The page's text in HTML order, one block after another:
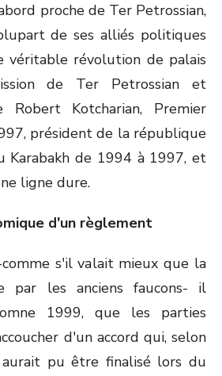
proche de Ter Petrossian,
de ses alliés politiques
véritable révolution de palais
de Ter Petrossian et
Robert Kotcharian, Premier
président de la république
Karabakh de 1994 à 1997, et
ligne dure.
d'un règlement
s'il valait mieux que la
par les anciens faucons- il
1999, que les parties
d'un accord qui, selon
pu être finalisé lors du